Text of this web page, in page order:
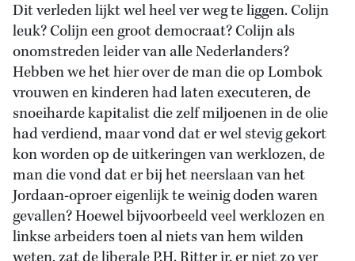
Dit verleden lijkt wel heel ver weg te liggen. Colijn
leuk? Colijn een groot democraat? Colijn als
onomstreden leider van alle Nederlanders?
Hebben we het hier over de man die op Lombok
vrouwen en kinderen had laten executeren, de
snoeiharde kapitalist die zelf miljoenen in de olie
had verdiend, maar vond dat er wel stevig gekort
kon worden op de uitkeringen van werklozen, de
man die vond dat er bij het neerslaan van het
Jordaan-oproer eigenlijk te weinig doden waren
gevallen? Hoewel bijvoorbeeld veel werklozen en
linkse arbeiders toen al niets van hem wilden